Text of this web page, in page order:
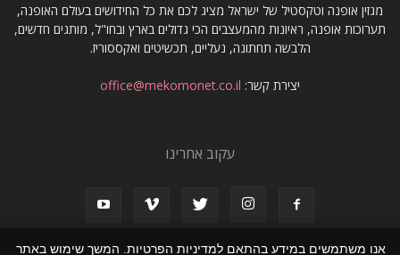
מגזין אופנה וטקסטיל של ישראל מציג לכם את כל החידושים בעולם האופנה,
תערוכות אופנה, ראיונות מהמעצבים הכי גדולים בארץ ובחו"ל, מותגים חדשים,
הלבשה תחתונה, נעליים, תכשיטים ואקססוריז.
יצירת קשר: office@mekomonet.co.il
עקוב אחרינו
אנו משתמשים במידע בהתאם למדיניות הפרטיות. המשך שימוש באתר